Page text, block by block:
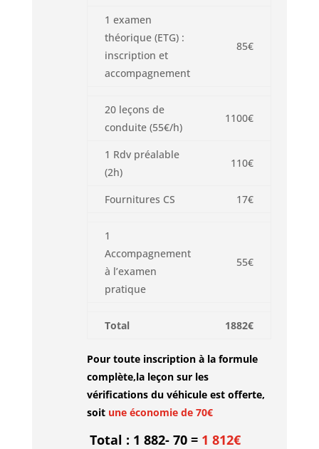
1 examen
théorique (ETG) :
inscription et
accompagnement
85€
20 leçons de
conduite (55€/h)
1100€
1 Rdv préalable
(2h)
110€
Fournitures CS 17€
1
Accompagnement
à l’examen
pratique
55€
Total 1882€
Pour toute inscription à la formule
complète,la leçon sur les
vérifications du véhicule est offerte,
soit une économie de 70€
Total : 1 882- 70 = 1 812€